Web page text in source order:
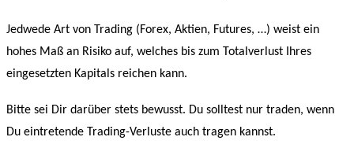
Jedwede Art von Trading (Forex, Aktien, Futures, …) weist ein
hohes Maß an Risiko auf, welches bis zum Totalverlust Ihres
eingesetzten Kapitals reichen kann.
Bitte sei Dir darüber stets bewusst. Du solltest nur traden, wenn
Du eintretende Trading-Verluste auch tragen kannst.